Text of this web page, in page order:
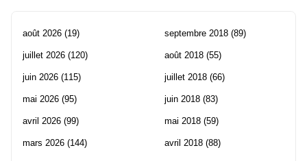
août 2026 (19)
juillet 2026 (120)
juin 2026 (115)
mai 2026 (95)
avril 2026 (99)
mars 2026 (144)
septembre 2018 (89)
août 2018 (55)
juillet 2018 (66)
juin 2018 (83)
mai 2018 (59)
avril 2018 (88)